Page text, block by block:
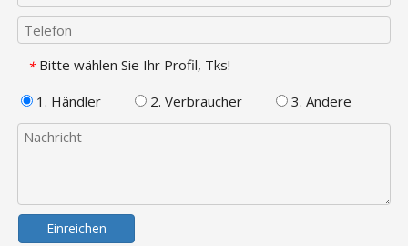
* Bitte wählen Sie Ihr Profil, Tks!
1. Händler
2. Verbraucher 3. Andere
Einreichen